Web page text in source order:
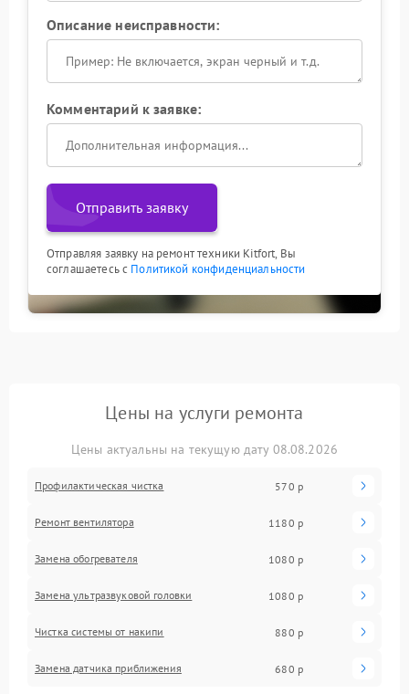
Описание неисправности:
Комментарий к заявке:
Отправить заявку
Отправляя заявку на ремонт техники Kitfort, Вы
соглашаетесь с Политикой конфиденциальности
Цены на услуги ремонта
Цены актуальны на текущую дату 08.08.2026
Профилактическая чистка 570 р
Ремонт вентилятора 1180 р
Замена обогревателя 1080 р
Замена ультразвуковой головки 1080 р
Чистка системы от накипи 880 р
Замена датчика приближения 680 р